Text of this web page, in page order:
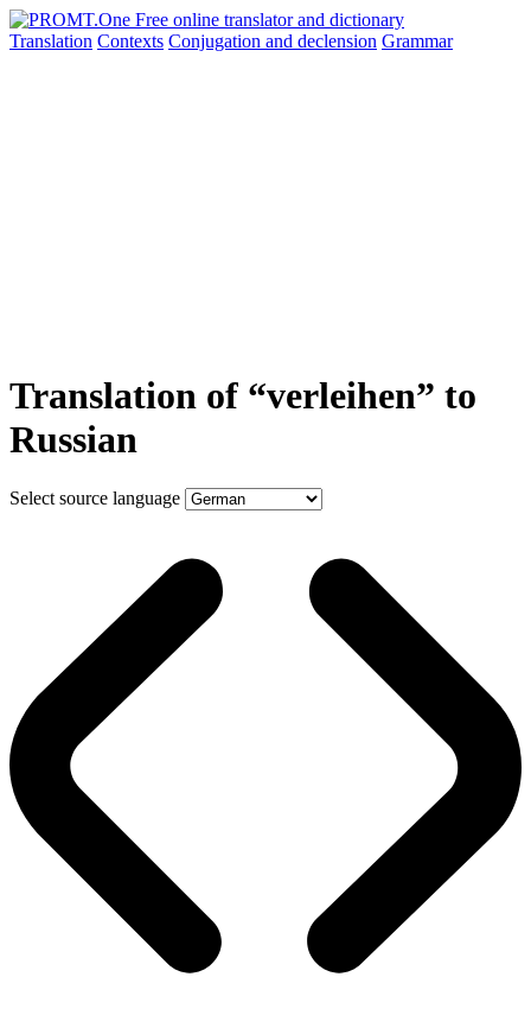
Translation Contexts Conjugation and declension Grammar
Translation of “verleihen” to
Russian
Select source language